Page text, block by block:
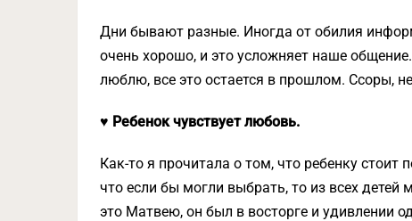
Дни бывают разные. Иногда от обилия
очень хорошо, и это усложняет наше
люблю, все это остается в прошлом. Ссоры,
♥ Ребенок чувствует любовь.
Как-то я прочитала о том, что ребенку
что если бы могли выбрать, то из всех
это Матвею, он был в восторге и удивлении